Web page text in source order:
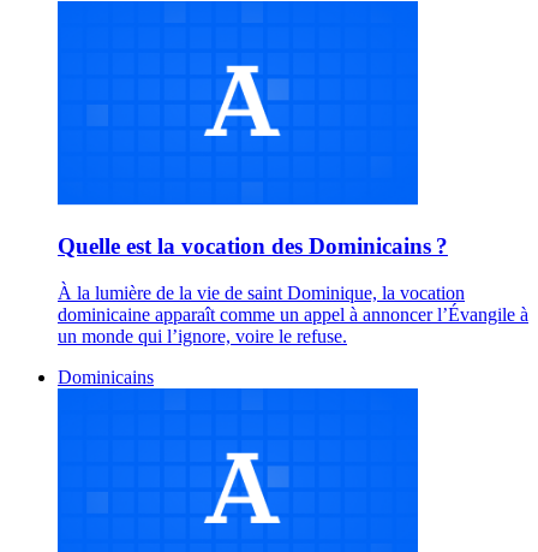
Quelle est la vocation des Dominicains ?
À la lumière de la vie de saint Dominique, la vocation
dominicaine apparaît comme un appel à annoncer l’Évangile à
un monde qui l’ignore, voire le refuse.
Dominicains